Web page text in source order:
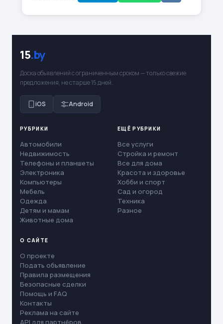
15.by
Доска объявлений с ограниченным сроком — только свежие
предложения, не старше 15 дней.
iOS Android
РУБРИКИ
Автомобили
Недвижимость
Телефоны и планшеты
Электроника
Компьютеры
Мебель
Одежда
Детям и мамам
Животные дома
ЕЩЁ РУБРИКИ
Все услуги
Стройка и ремонт
Все для дома
Красота и здоровье
Хобби и спорт
Сад и огород
Техника
Разное
О САЙТЕ
О проекте
Подать объявление
Правила размещения
Безопасные сделки
Помощь и FAQ
Контакты
Реклама на сайте
API для партнёров